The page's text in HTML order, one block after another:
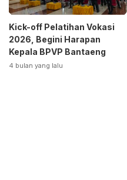
Kick-off Pelatihan Vokasi
2026, Begini Harapan
Kepala BPVP Bantaeng
4 bulan yang lalu